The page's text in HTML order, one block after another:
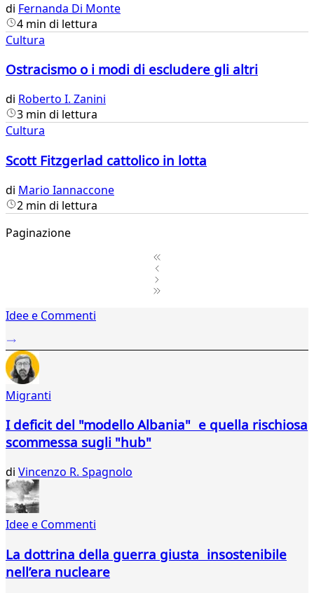
di Fernanda Di Monte
4 min di lettura
Cultura
Ostracismo o i modi di escludere gli altri
di Roberto I. Zanini
3 min di lettura
Cultura
Scott Fitzgerlad cattolico in lotta
di Mario Iannaccone
2 min di lettura
Paginazione
2Idee e Commenti
Migranti
I deficit del "modello Albania" e quella rischiosa
scommessa sugli "hub"
di Vincenzo R. Spagnolo
Idee e Commenti
La dottrina della guerra giusta insostenibile
nell’era nucleare